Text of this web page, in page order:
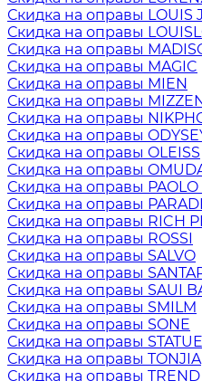
Скидка на оправы LOUIS
Скидка на оправы
Скидка на оправы
Скидка на оправы MAGIC
Скидка на оправы MIEN
Скидка на оправы
Скидка на оправы
Скидка на оправы
Скидка на оправы OLEISS
Скидка на оправы
Скидка на оправы PAOLO
Скидка на оправы
Скидка на оправы RICH
Скидка на оправы ROSSI
Скидка на оправы SALVO
Скидка на оправы
Скидка на оправы SAUI
Скидка на оправы SMILM
Скидка на оправы SONE
Скидка на оправы
Скидка на оправы TONJIA
Скидка на оправы TREND